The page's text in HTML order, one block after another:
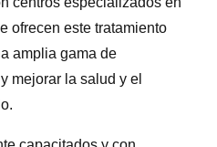
ofrecen este tratamiento
amplia gama de
mejorar la salud y el